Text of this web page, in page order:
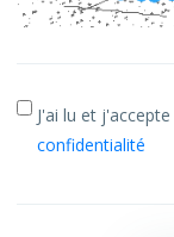
J'ai lu et j'accepte
confidentialité